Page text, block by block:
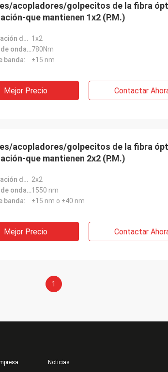
acopladores/golpecitos de la fibra
que mantienen 1x2 (P.M.)
Configuración de puerto: 1x2
longitud de onda del centro:780Nm
banda:
±15 nm
Mejor Precio Contactar
acopladores/golpecitos de la fibra
que mantienen 2x2 (P.M.)
Configuración de puerto: 2x2
longitud de onda del centro:1550 nm
banda:
±15 nm o ±40 nm
Mejor Precio Contactar
1
Noticias